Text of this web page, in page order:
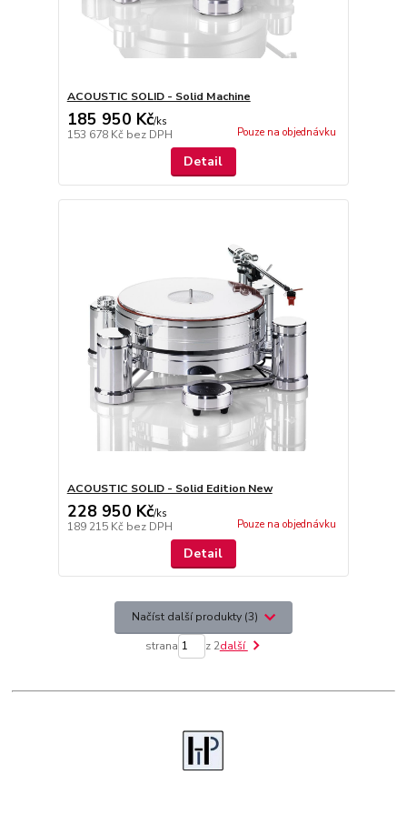
ACOUSTIC SOLID - Solid Machine
185 950 Kč/ks
153 678 Kč bez DPH Pouze na objednávku
Detail
ACOUSTIC SOLID - Solid Edition New
228 950 Kč/ks
189 215 Kč bez DPH Pouze na objednávku
Detail
Načíst další produkty (3)
strana z 2další